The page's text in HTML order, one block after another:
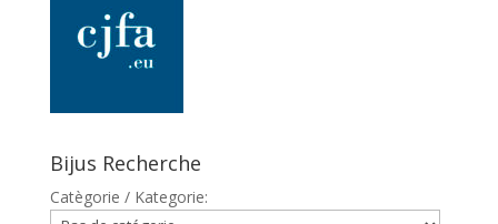
Bijus Recherche
Catègorie / Kategorie: